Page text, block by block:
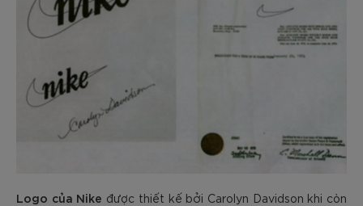
Logo của Nike được thiết kế bởi Carolyn Davidson khi còn